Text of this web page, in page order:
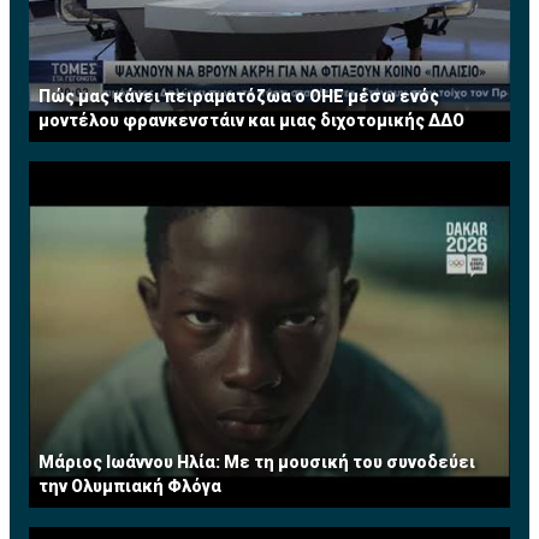
Πώς μας κάνει πειραματόζωα ο ΟΗΕ μέσω ενός
μοντέλου φρανκενστάιν και μιας διχοτομικής ΔΔΟ
Μάριος Ιωάννου Ηλία: Με τη μουσική του συνοδεύει
την Ολυμπιακή Φλόγα